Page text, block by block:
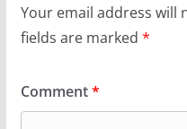
Your email address will
fields are marked *
Comment*